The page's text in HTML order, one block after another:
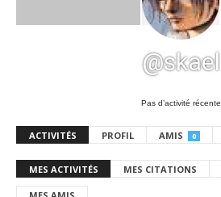
@skael
Pas d’activité récente
ACTIVITÉS PROFIL AMIS 0
MES ACTIVITÉS MES CITATIONS